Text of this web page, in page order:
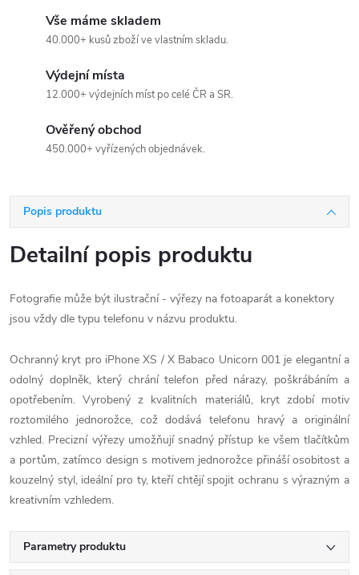
Vše máme skladem
40.000+ kusů zboží ve vlastním skladu.
Výdejní místa
12.000+ výdejních míst po celé ČR a SR.
Ověřený obchod
450.000+ vyřízených objednávek.
Popis produktu
Detailní popis produktu
Fotografie může být ilustrační - výřezy na fotoaparát a konektory
jsou vždy dle typu telefonu v názvu produktu.
Ochranný kryt pro iPhone XS / X Babaco Unicorn 001 je elegantní a
odolný doplněk, který chrání telefon před nárazy, poškrábáním a
opotřebením. Vyrobený z kvalitních materiálů, kryt zdobí motiv
roztomilého jednorožce, což dodává telefonu hravý a originální
vzhled. Precizní výřezy umožňují snadný přístup ke všem tlačítkům
a portům, zatímco design s motivem jednorožce přináší osobitost a
kouzelný styl, ideální pro ty, kteří chtějí spojit ochranu s výrazným a
kreativním vzhledem.
Parametry produktu